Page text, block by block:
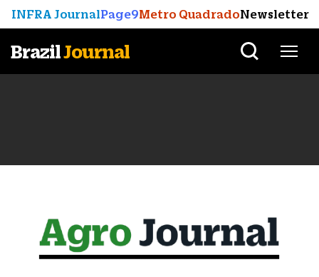
INFRA JournalPage9Metro QuadradoNewsletter
BrazilJournal